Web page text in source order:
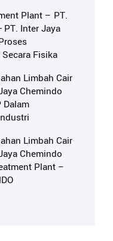
Plant – PT.
PT. Inter Jaya
Fisika
Limbah Cair
Chemindo
Dalam
Limbah Cair
Chemindo
Plant –